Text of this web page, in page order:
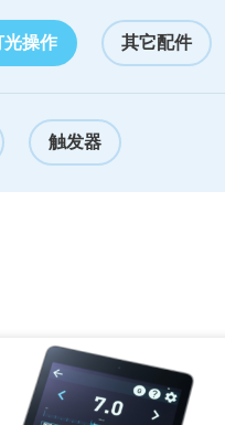
光操作 其它配件
触发器